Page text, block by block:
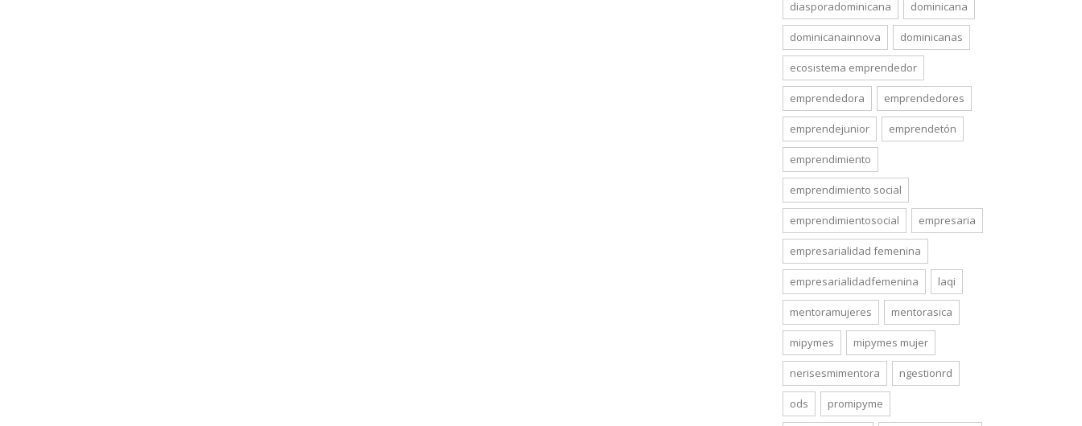
diasporadominicana dominicana
dominicanainnova dominicanas
ecosistema emprendedor
emprendedora emprendedores
emprendejunior emprendetón
emprendimiento
emprendimiento social
emprendimientosocial empresaria
empresarialidad femenina
empresarialidadfemenina laqi
mentoramujeres mentorasica
mipymes mipymes mujer
nerisesmimentora ngestionrd
ods promipyme